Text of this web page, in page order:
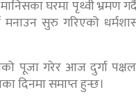
घरमा पृथ्वी भ्रमण
सुरु गरिएको
पूजा गरेर आज दुर्गा
दिनमा समाप्त हुन्छ।